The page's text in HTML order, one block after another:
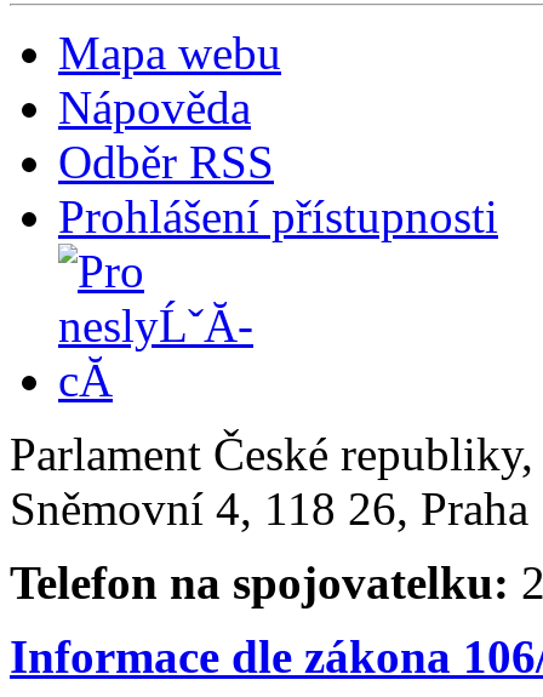
Mapa webu
Nápověda
Odběr RSS
Prohlášení přístupnosti
Parlament České
Sněmovní 4, 118 26,
Telefon na spojovatelku:
Informace dle zákona